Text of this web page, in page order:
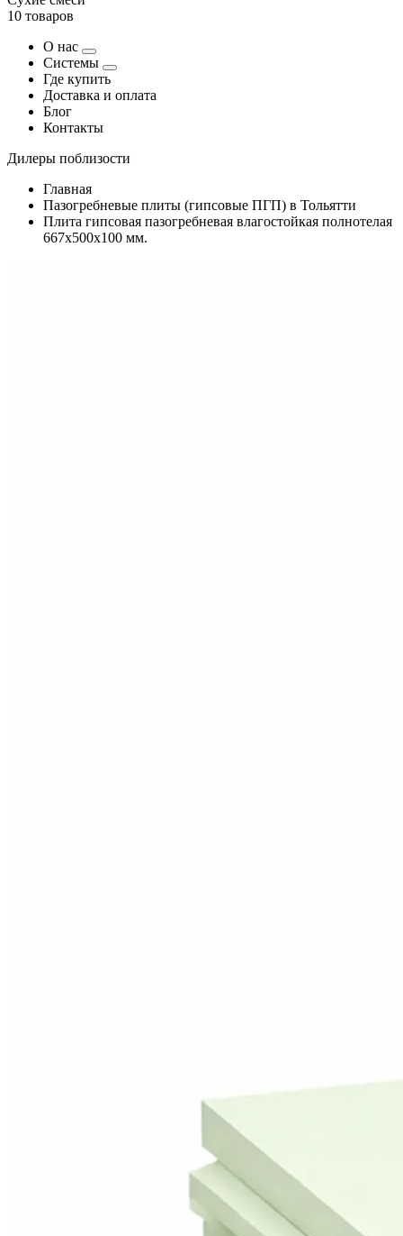
10 товаров
О нас
Системы
Где купить
Доставка и оплата
Блог
Контакты
Дилеры поблизости
Главная
Пазогребневые плиты (гипсовые ПГП) в Тольятти
Плита гипсовая пазогребневая влагостойкая полнотелая
667х500х100 мм.